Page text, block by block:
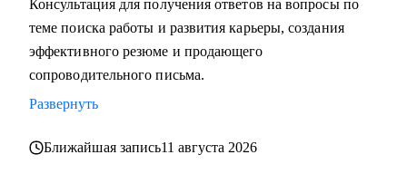
— Переход из госсектора в коммерческие компании
• Промышленность: добыча, энергетика, транспорт
• Госсектор: министерства, госкомпании
Консультация для получения ответов на вопросы по
теме поиска работы и развития карьеры, создания
эффективного резюме и продающего
сопроводительного письма.
Развернуть
Ближайшая запись11 августа 2026